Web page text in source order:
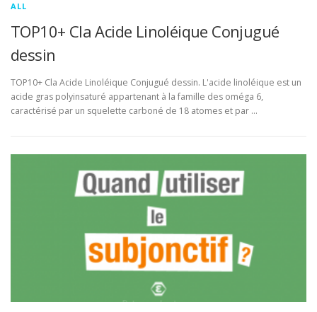
ALL
TOP10+ Cla Acide Linoléique Conjugué
dessin
TOP10+ Cla Acide Linoléique Conjugué dessin. L'acide linoléique est un
acide gras polyinsaturé appartenant à la famille des oméga 6,
caractérisé par un squelette carboné de 18 atomes et par …